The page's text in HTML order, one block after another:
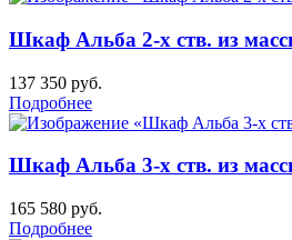
Шкаф Альба 2-х ств. из
137 350 руб.
Подробнее
Шкаф Альба 3-х ств. из
165 580 руб.
Подробнее